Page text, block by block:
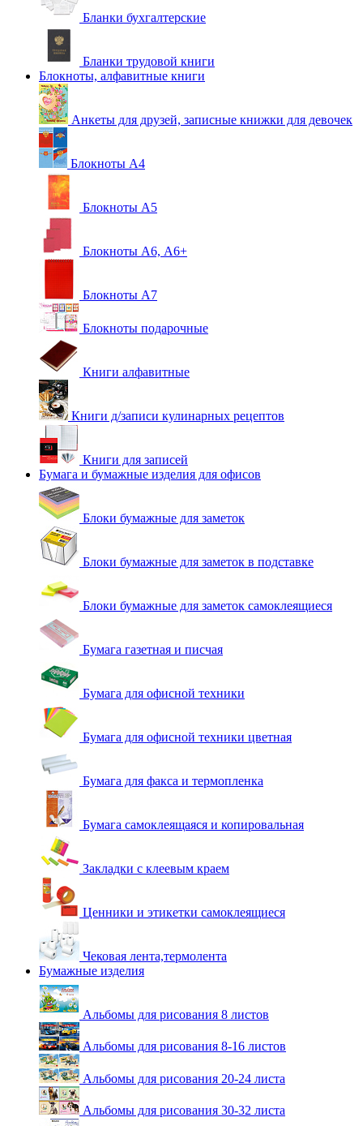
Бланки бухгалтерские
Бланки трудовой книги
Блокноты, алфавитные книги
Анкеты для друзей, записные книжки для девочек
Блокноты А4
Блокноты А5
Блокноты А6, А6+
Блокноты А7
Блокноты подарочные
Книги алфавитные
Книги д/записи кулинарных рецептов
Книги для записей
Бумага и бумажные изделия для офисов
Блоки бумажные для заметок
Блоки бумажные для заметок в подставке
Блоки бумажные для заметок самоклеящиеся
Бумага газетная и писчая
Бумага для офисной техники
Бумага для офисной техники цветная
Бумага для факса и термопленка
Бумага самоклеящаяся и копировальная
Закладки с клеевым краем
Ценники и этикетки самоклеящиеся
Чековая лента,термолента
Бумажные изделия
Альбомы для рисования 8 листов
Альбомы для рисования 8-16 листов
Альбомы для рисования 20-24 листа
Альбомы для рисования 30-32 листа